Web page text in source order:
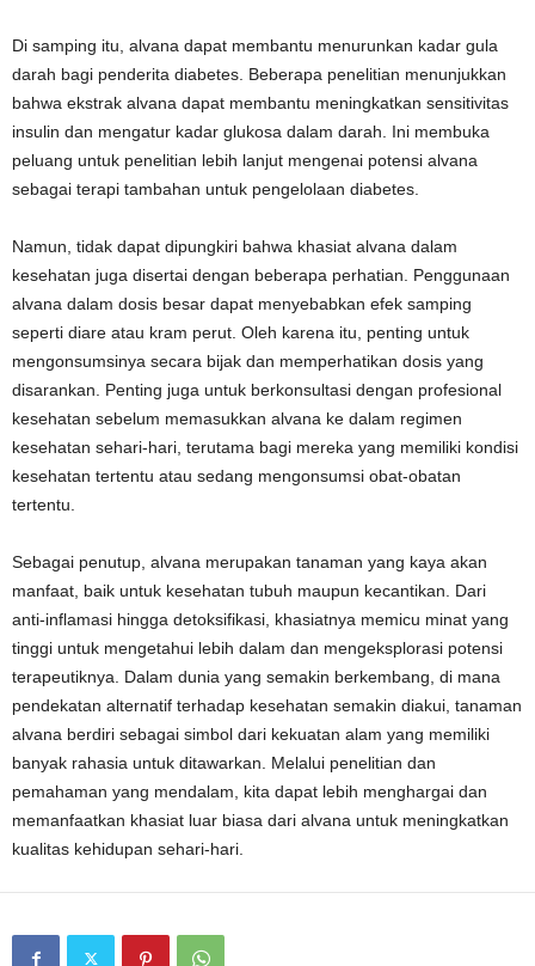
Di samping itu, alvana dapat membantu menurunkan kadar gula
darah bagi penderita diabetes. Beberapa penelitian menunjukkan
bahwa ekstrak alvana dapat membantu meningkatkan sensitivitas
insulin dan mengatur kadar glukosa dalam darah. Ini membuka
peluang untuk penelitian lebih lanjut mengenai potensi alvana
sebagai terapi tambahan untuk pengelolaan diabetes.
Namun, tidak dapat dipungkiri bahwa khasiat alvana dalam
kesehatan juga disertai dengan beberapa perhatian. Penggunaan
alvana dalam dosis besar dapat menyebabkan efek samping
seperti diare atau kram perut. Oleh karena itu, penting untuk
mengonsumsinya secara bijak dan memperhatikan dosis yang
disarankan. Penting juga untuk berkonsultasi dengan profesional
kesehatan sebelum memasukkan alvana ke dalam regimen
kesehatan sehari-hari, terutama bagi mereka yang memiliki kondisi
kesehatan tertentu atau sedang mengonsumsi obat-obatan
tertentu.
Sebagai penutup, alvana merupakan tanaman yang kaya akan
manfaat, baik untuk kesehatan tubuh maupun kecantikan. Dari
anti-inflamasi hingga detoksifikasi, khasiatnya memicu minat yang
tinggi untuk mengetahui lebih dalam dan mengeksplorasi potensi
terapeutiknya. Dalam dunia yang semakin berkembang, di mana
pendekatan alternatif terhadap kesehatan semakin diakui, tanaman
alvana berdiri sebagai simbol dari kekuatan alam yang memiliki
banyak rahasia untuk ditawarkan. Melalui penelitian dan
pemahaman yang mendalam, kita dapat lebih menghargai dan
memanfaatkan khasiat luar biasa dari alvana untuk meningkatkan
kualitas kehidupan sehari-hari.